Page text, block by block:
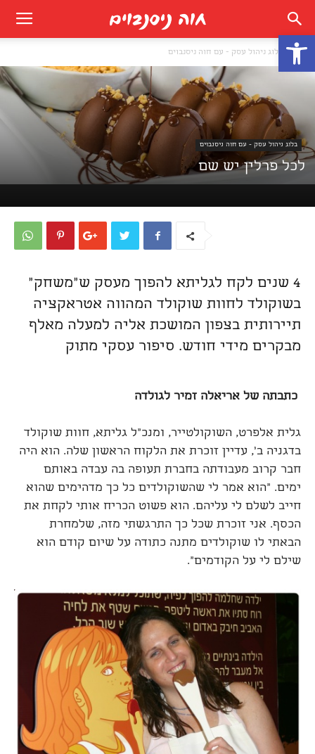
פתח סרגל נגישות
בית בלוג ניהול עסק - עם חוה ניסנבוים
בלוג ניהול עסק - עם חוה ניסנבוים
לכל פרלין יש שם
4 שנים לקח לגליתא להפוך מעסק ש"משחק"
בשוקולד לחוות שוקולד המהווה אטראקציה
תיירותית בצפון המושכת אליה למעלה מאלף
מבקרים מידי חודש. סיפור עסקי מתוק
כתבתה של אריאלה זמיר לגולדה
גלית אלפרט, השוקולטייר, ומנכ"ל גליתא, חוות שוקולד
בדגניה ב', עדיין זוכרת את הלקוח הראשון שלה. הוא היה
חבר קרוב מעבודתה בחברת תעופה בה עבדה באותם
ימים. "הוא אמר לי שהשוקולדים כל כך מדהימים שהוא
חייב לשלם לי עליהם. הוא פשוט הכריח אותי לקחת את
הכסף. אני זוכרת שכל כך התרגשתי מזה, שלמחרת
הבאתי לו שוקולדים מתנה כתודה על שיום קודם הוא
שילם לי על הקודמים".